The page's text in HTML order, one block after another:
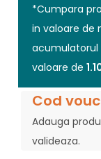
*Cumpara
in valoare de
acumulatorul
valoare de
Cod
Adauga
valideaza.